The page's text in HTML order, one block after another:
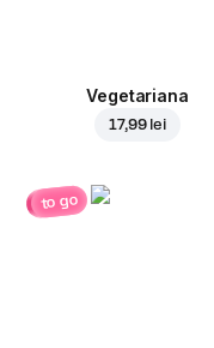
Vegetariana
17,99 lei
to go